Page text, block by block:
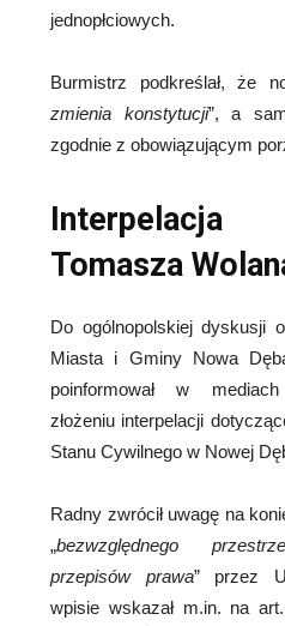
jednopłciowych.
Burmistrz podkreślał, że
zmienia konstytucji”, a
zgodnie z obowiązującym
Tomasza
Do ogólnopolskiej dyskusji
Miasta i Gminy Nowa
poinformował w
złożeniu interpelacji
Stanu Cywilnego w Nowej
Radny zwrócił uwagę na
„bezwzględnego
przepisów prawa” przez
wpisie wskazał m.in. na